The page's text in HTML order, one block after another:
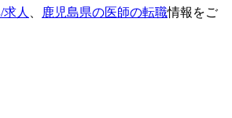
人 鹿児島県の医師の転職情報をご